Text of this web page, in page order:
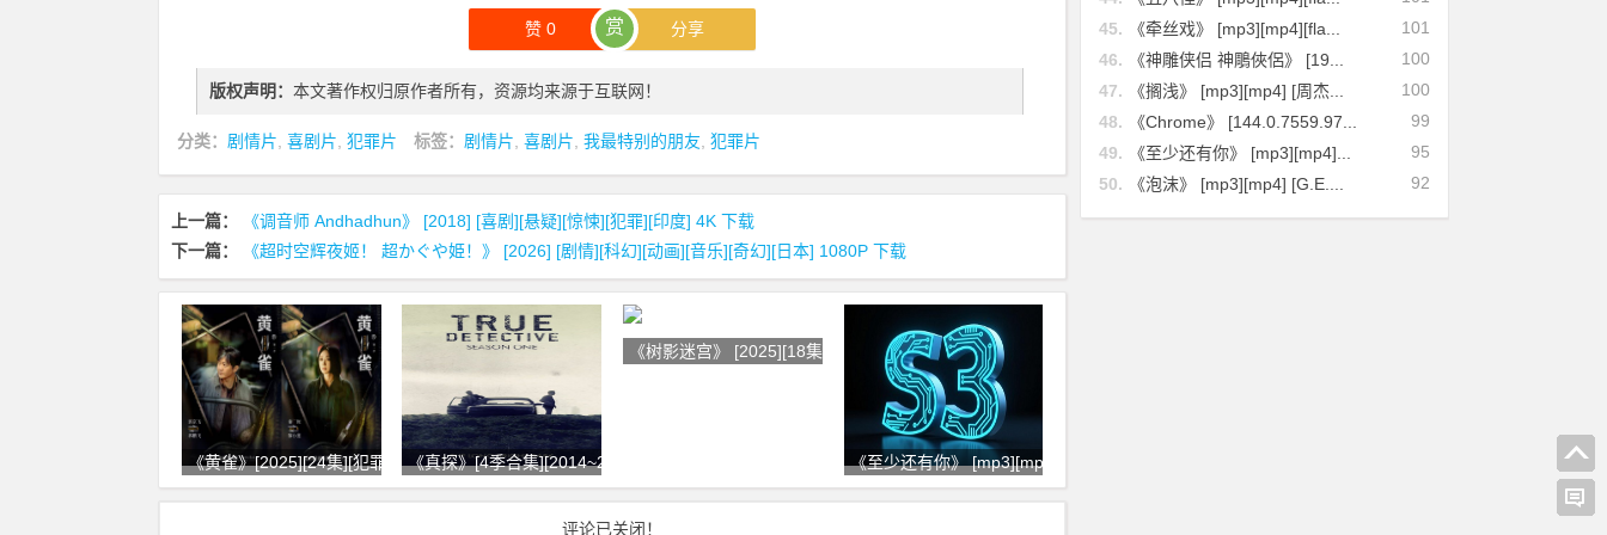
赞 0 赏 分享
版权声明：本文著作权归原作者所有，资源均来源于互联网！
分类： 剧情片 喜剧片 犯罪片 标签： 剧情片 喜剧片 我最特别的朋友 犯罪片
上一篇：
《调音师 Andhadhun》 [2018] [喜剧][悬疑][惊悚][犯罪][印度] 4K 下载
下一篇：
《超时空辉夜姬！ 超かぐや姫！》 [2026] [剧情][科幻][动画][音乐][奇幻][日本] 1080P 下载
《黄雀》[2025][24集][犯罪][剧情《真探》[4季合集][2014~2024][犯
《树影迷宫》 [2025][18集] [剧情
《至少还有你》 [mp3][mp4] [林忆
评论已关闭！
101
45.
《牵丝戏》 [mp3][mp4][fla...
100
46.
《神雕侠侣 神鵰俠侶》 [19...
100
47.
《搁浅》 [mp3][mp4] [周杰...
99
48.
《Chrome》 [144.0.7559.97...
95
49.
《至少还有你》 [mp3][mp4]...
92
50. 《泡沫》 [mp3][mp4] [G.E....